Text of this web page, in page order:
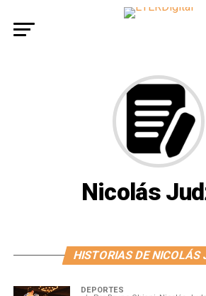
Nicolás
HISTORIAS DE NICOLÁS
DEPORTES